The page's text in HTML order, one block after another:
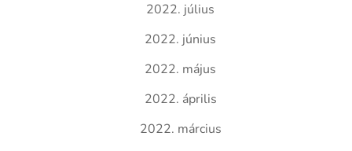
2022. július
2022. június
2022. május
2022. április
2022. március